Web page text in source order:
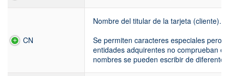
CN
Nombre del titular de la tarjeta (cliente).
Se permiten caracteres especiales pero
entidades adquirentes no comprueban
nombres se pueden escribir de